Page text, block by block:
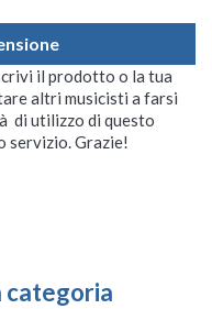
il prodotto o la tua
altri musicisti a farsi
di utilizzo di questo
servizio. Grazie!
categoria